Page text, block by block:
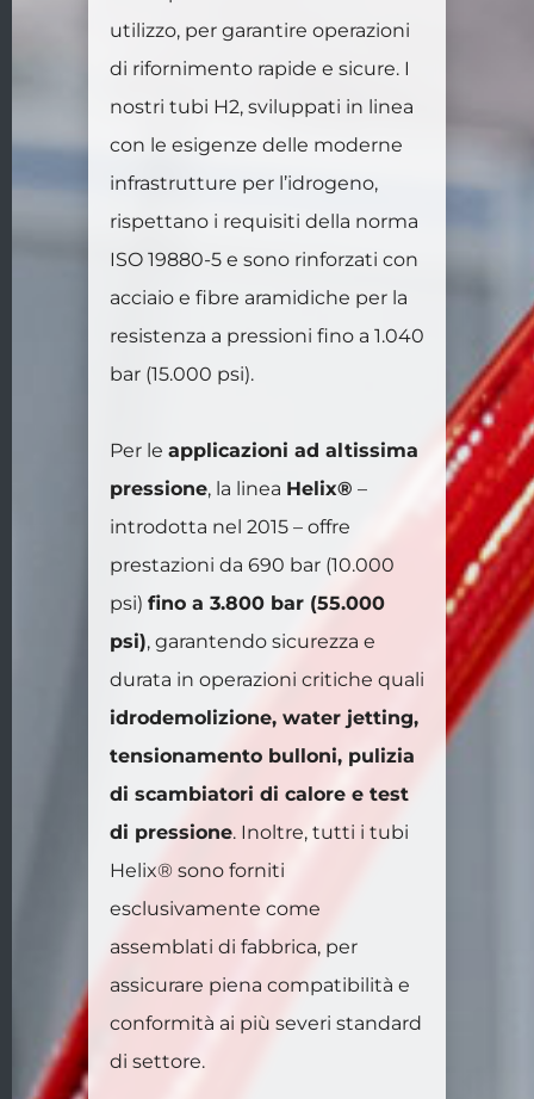
utilizzo, per garantire operazioni
di rifornimento rapide e sicure. I
nostri tubi H2, sviluppati in linea
con le esigenze delle moderne
infrastrutture per l’idrogeno,
rispettano i requisiti della norma
ISO 19880-5 e sono rinforzati con
acciaio e fibre aramidiche per la
resistenza a pressioni fino a 1.040
bar (15.000 psi).
Per le applicazioni ad altissima
pressione, la linea Helix® –
introdotta nel 2015 – offre
prestazioni da 690 bar (10.000
psi) fino a 3.800 bar (55.000
psi), garantendo sicurezza e
durata in operazioni critiche quali
idrodemolizione, water jetting,
tensionamento bulloni, pulizia
di scambiatori di calore e test
di pressione. Inoltre, tutti i tubi
Helix® sono forniti
esclusivamente come
assemblati di fabbrica, per
assicurare piena compatibilità e
conformità ai più severi standard
di settore.